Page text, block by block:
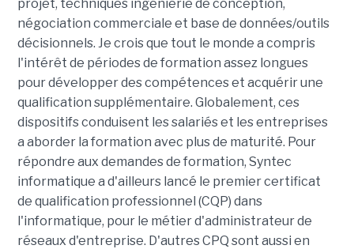
projet, techniques ingéniérie de conception,
négociation commerciale et base de données/outils
décisionnels. Je crois que tout le monde a compris
l'intérêt de périodes de formation assez longues
pour développer des compétences et acquérir une
qualification supplémentaire. Globalement, ces
dispositifs conduisent les salariés et les entreprises
a aborder la formation avec plus de maturité. Pour
répondre aux demandes de formation, Syntec
informatique a d'ailleurs lancé le premier certificat
de qualification professionnel (CQP) dans
l'informatique, pour le métier d'administrateur de
réseaux d'entreprise. D'autres CPQ sont aussi en